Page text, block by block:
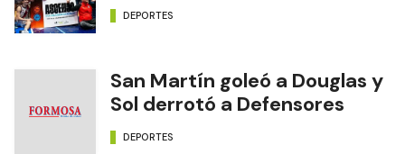
DEPORTES
San Martín goleó a Douglas y
Sol derrotó a Defensores
DEPORTES